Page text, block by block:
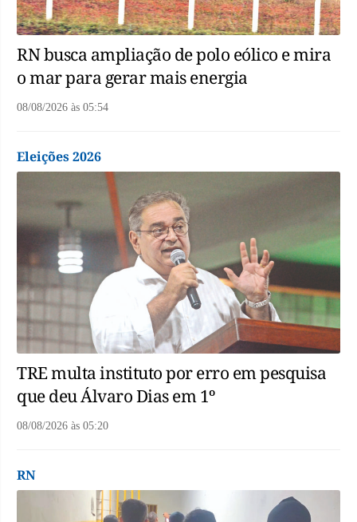
RN busca ampliação de polo eólico e mira
o mar para gerar mais energia
08/08/2026 às 05:54
Eleições 2026
TRE multa instituto por erro em pesquisa
que deu Álvaro Dias em 1º
08/08/2026 às 05:20
RN